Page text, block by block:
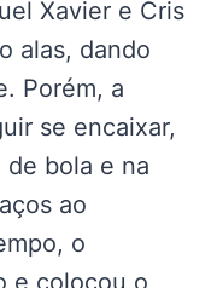
Xavier e Cris
alas, dando
Porém, a
se encaixar,
de bola e na
ao
o
e colocou o